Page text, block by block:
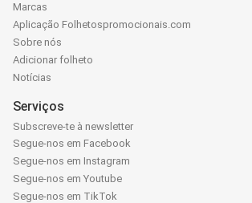
Marcas
Aplicação Folhetospromocionais.com
Sobre nós
Adicionar folheto
Notícias
Serviços
Subscreve-te à newsletter
Segue-nos em Facebook
Segue-nos em Instagram
Segue-nos em Youtube
Segue-nos em TikTok